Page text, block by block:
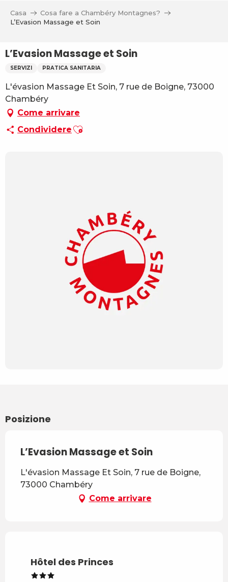
Casa
Cosa fare a Chambéry Montagnes?
L’Evasion Massage et Soin
L’Evasion Massage et Soin
SERVIZI PRATICA SANITARIA
L'évasion Massage Et Soin, 7 rue de Boigne, 73000
Chambéry
Come arrivare
Condividere Ajouter aux favoris
Posizione
L’Evasion Massage et Soin
L'évasion Massage Et Soin, 7 rue de Boigne,
73000 Chambéry
Come arrivare
Hôtel des Princes